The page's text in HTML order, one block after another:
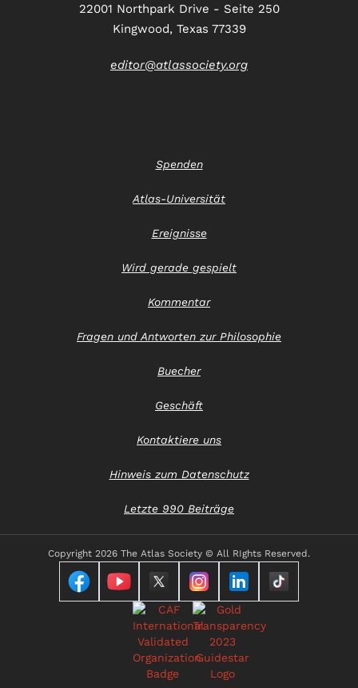
22001 Northpark Drive - Seite 250
Kingwood, Texas 77339
editor@atlassociety.org
Spenden
Atlas-Universität
Ereignisse
Wird gerade gespielt
Kommentar
Fragen und Antworten zur Philosophie
Buecher
Geschäft
Kontaktiere uns
Hinweis zum Datenschutz
Letzte 990 Beiträge
Copyright 2026 The Atlas Society © All RIghts Reserved.